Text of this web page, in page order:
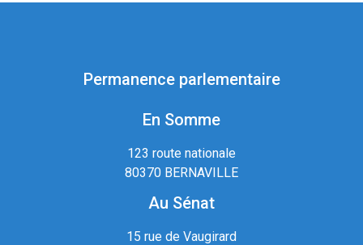
Permanence parlementaire
En Somme
123 route nationale
80370 BERNAVILLE
Au Sénat
15 rue de Vaugirard